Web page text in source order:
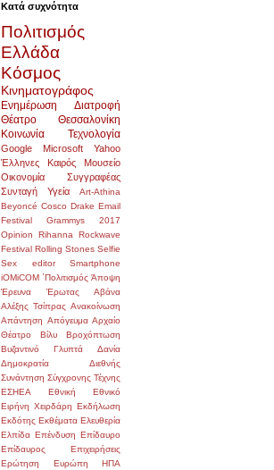
Κατά συχνότητα
Πολιτισμός
Ελλάδα
Κόσμος
Κινηματογράφος
Ενημέρωση
Διατροφή
Θέατρο
Θεσσαλονίκη
Κοινωνία
Τεχνολογία
Google Microsoft
Yahoo
Έλληνες
Καιρός
Μουσείο
Οικονομία
Συγγραφέας
Συνταγή
Υγεία
Art-Athina
Beyoncé Cosco Drake Email
Festival
Grammys 2017
Opinion
Rihanna
Rockwave
Festival Rolling Stones Selfie
Sex editor
Smartphone
iOMiCOM ΄Πολιτισμός Άποψη
Έρευνα
Έρωτας
Αβάνα
Αλέξης Τσίπρας Ανακοίνωση
Απάντηση Απόγευμα Αρχαίο
Θέατρο
Βίλυ
Βροχόπτωση
Βυζαντινό
Γλυπτά
Δανία
Δημοκρατία
Διεθνής
Συνάντηση Σύγχρονης Τέχνης
ΕΣΗΕΑ
Εθνική
Εθνικό
Ειρήνη Χειρδάρη Εκδήλωση
Εκδότης Εκθέματα Ελευθερία
Ελπίδα Επένδυση Επίδαυρο
Επίδαυρος
Επιχειρήσεις
Ερώτηση
Ευρώπη
ΗΠΑ